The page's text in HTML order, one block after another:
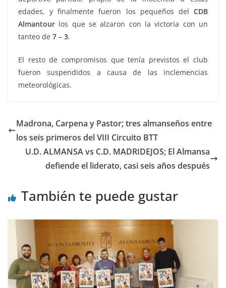
edades, y finalmente fueron los pequeños del CDB
Almantour los que se alzaron con la victoria con un
tanteo de 7 – 3.
El resto de compromisos que tenía previstos el club
fueron suspendidos a causa de las inclemencias
meteorológicas.
Madrona, Carpena y Pastor; tres almanseños entre
los seis primeros del VIII Circuito BTT
U.D. ALMANSA vs C.D. MADRIDEJOS; El Almansa
defiende el liderato, casi seis años después
También te puede gustar